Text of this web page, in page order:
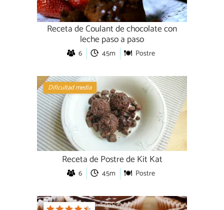
Receta de Coulant de chocolate con
leche paso a paso
6 45m Postre
Dificultad media
Receta de Postre de Kit Kat
6 45m Postre